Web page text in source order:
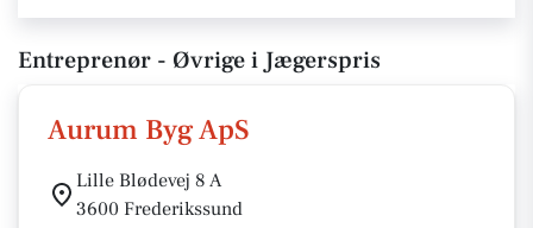
Entreprenør - Øvrige i Jægerspris
Aurum Byg ApS
Lille Blødevej 8 A
3600 Frederikssund